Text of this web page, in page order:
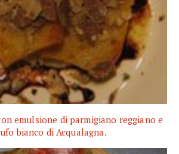
emulsione di parmigiano reggiano e
bianco di Acqualagna.